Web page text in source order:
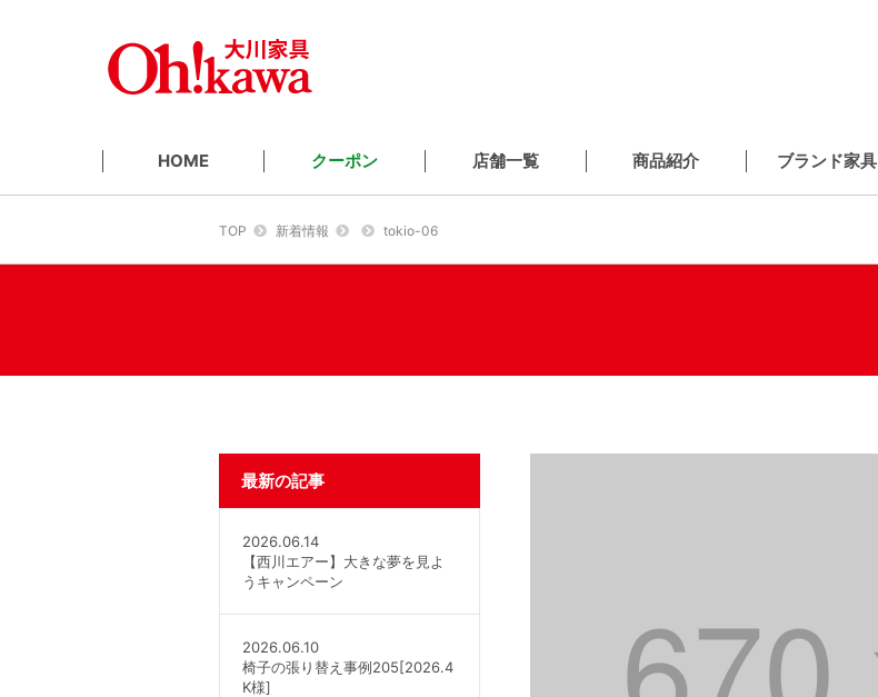
HOME クーポン 店舗一覧 商品紹介 ブランド家具
TOP 新着情報 tokio-06
最新の記事
2026.06.14
【西川エアー】大きな夢を見よ
うキャンペーン
2026.06.10
椅子の張り替え事例205[2026.4
K様]